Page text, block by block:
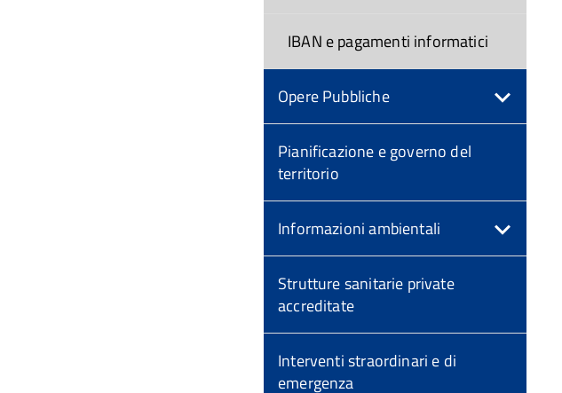
IBAN e pagamenti informatici
Opere Pubbliche
Pianificazione e governo del
territorio
Informazioni ambientali
Strutture sanitarie private
accreditate
Interventi straordinari e di
emergenza